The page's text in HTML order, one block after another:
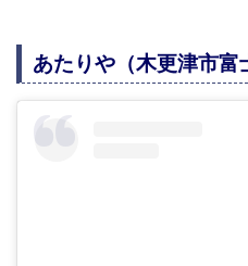
あたりや（木更津市富